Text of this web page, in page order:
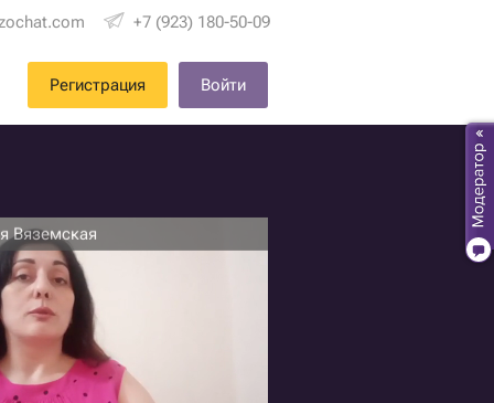
+7 (923) 180-50-09
Регистрация Войти
Вяземская